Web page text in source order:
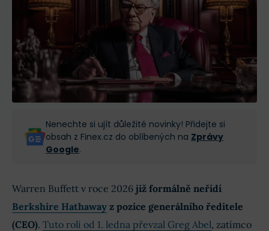
Nenechte si ujít důležité novinky! Přidejte si
obsah z Finex.cz do oblíbených na Zprávy
Google.
Warren Buffett v roce 2026 již formálně neřídí
Berkshire Hathaway z pozice generálního ředitele
(CEO). Tuto roli od 1. ledna převzal Greg Abel, zatímco